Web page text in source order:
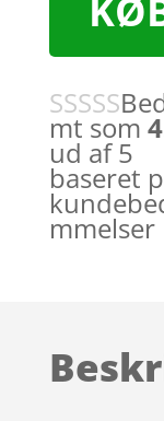
mt som
ud af 5
baseret
mmelser